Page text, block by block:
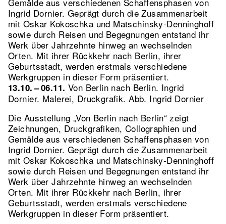
Ingrid Dornier. Geprägt durch die Zusammenarbeit
mit Oskar Kokoschka und Matschinsky-Denninghoff
sowie durch Reisen und Begegnungen entstand ihr
Werk über Jahrzehnte hinweg an wechselnden
Orten. Mit ihrer Rückkehr nach Berlin, ihrer
Geburtsstadt, werden erstmals verschiedene
Werkgruppen in dieser Form präsentiert.
13.10. – 06.11. Von Berlin nach Berlin. Ingrid
Dornier. Malerei, Druckgrafik.Abb. Ingrid Dornier
Die Ausstellung „Von Berlin nach Berlin“ zeigt
Zeichnungen, Druckgrafiken, Collographien und
Gemälde aus verschiedenen Schaffensphasen von
Ingrid Dornier. Geprägt durch die Zusammenarbeit
mit Oskar Kokoschka und Matschinsky-Denninghoff
sowie durch Reisen und Begegnungen entstand ihr
Werk über Jahrzehnte hinweg an wechselnden
Orten. Mit ihrer Rückkehr nach Berlin, ihrer
Geburtsstadt, werden erstmals verschiedene
Werkgruppen in dieser Form präsentiert.